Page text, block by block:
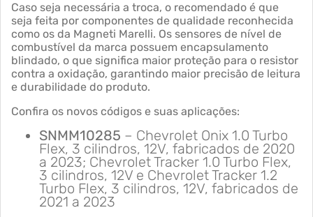
Caso seja necessária a troca, o recomendado é que
seja feita por componentes de qualidade reconhecida
como os da Magneti Marelli. Os sensores de nível de
combustível da marca possuem encapsulamento
blindado, o que significa maior proteção para o resistor
contra a oxidação, garantindo maior precisão de leitura
e durabilidade do produto.
Confira os novos códigos e suas aplicações:
SNMM10285 – Chevrolet Onix 1.0 Turbo
Flex, 3 cilindros, 12V, fabricados de 2020
a 2023; Chevrolet Tracker 1.0 Turbo Flex,
3 cilindros, 12V e Chevrolet Tracker 1.2
Turbo Flex, 3 cilindros, 12V, fabricados de
2021 a 2023